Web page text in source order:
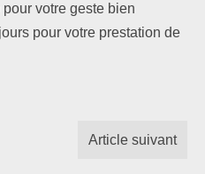
votre geste bien
pour votre prestation de
Article suivant